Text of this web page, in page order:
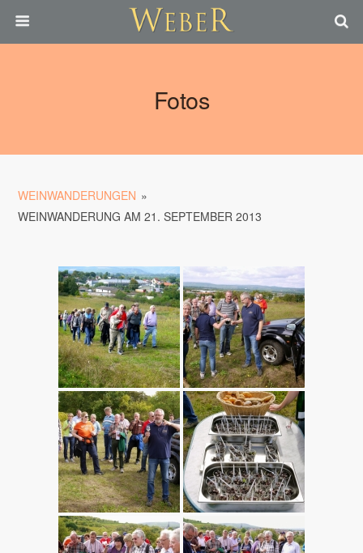
Fotos
WEINWANDERUNGEN »
WEINWANDERUNG AM 21. SEPTEMBER 2013